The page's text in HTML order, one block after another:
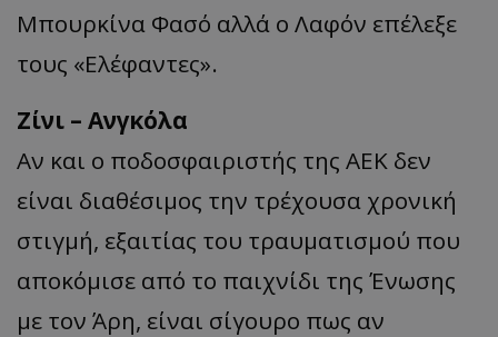
Μπουρκίνα Φασό αλλά ο Λαφόν επέλεξε
τους «Ελέφαντες».
Ζίνι – Ανγκόλα
Αν και ο ποδοσφαιριστής της ΑΕΚ δεν
είναι διαθέσιμος την τρέχουσα χρονική
στιγμή, εξαιτίας του τραυματισμού που
αποκόμισε από το παιχνίδι της Ένωσης
με τον Άρη, είναι σίγουρο πως αν